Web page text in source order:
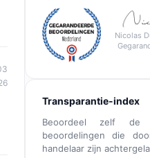
Nicolas
Transparantie-index
Beoordeel zelf
beoordelingen die
handelaar zijn